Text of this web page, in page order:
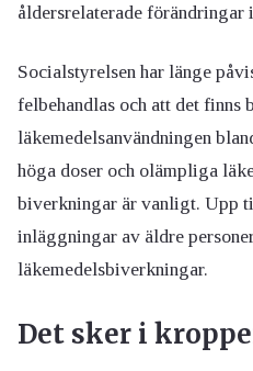
åldersrelaterade
Socialstyrelsen har länge
felbehandlas och att det finns
läkemedelsanvändningen
höga doser och olämpliga
biverkningar är vanligt. Upp
inläggningar av äldre
läkemedelsbiverkningar.
Det sker i